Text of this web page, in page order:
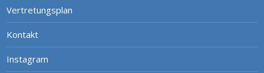
Vertretungsplan
Kontakt
Instagram